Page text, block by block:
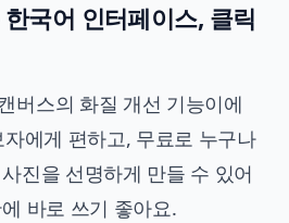
국어 인터페이스, 클릭
버스의 화질 개선 기능이에
자에게 편하고, 무료로 누구나
진을 선명하게 만들 수 있어
바로 쓰기 좋아요.